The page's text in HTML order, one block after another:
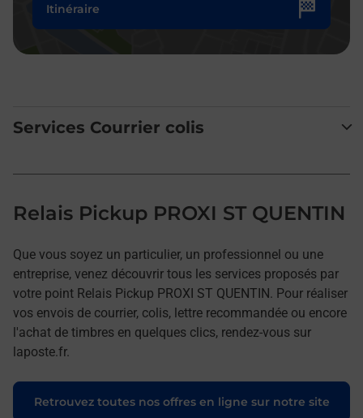
Itinéraire
Services Courrier colis
Relais Pickup PROXI ST QUENTIN
Que vous soyez un particulier, un professionnel ou une
entreprise, venez découvrir tous les services proposés par
votre point Relais Pickup PROXI ST QUENTIN. Pour réaliser
vos envois de courrier, colis, lettre recommandée ou encore
l'achat de timbres en quelques clics, rendez-vous sur
laposte.fr.
Retrouvez toutes nos offres en ligne sur notre site